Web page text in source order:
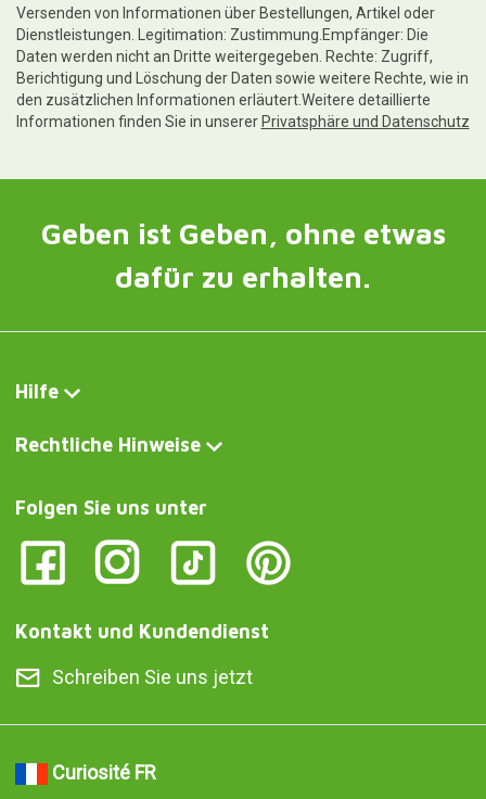
Versenden von Informationen über Bestellungen, Artikel oder
Dienstleistungen. Legitimation: Zustimmung.Empfänger: Die
Daten werden nicht an Dritte weitergegeben. Rechte: Zugriff,
Berichtigung und Löschung der Daten sowie weitere Rechte, wie in
den zusätzlichen Informationen erläutert.Weitere detaillierte
Informationen finden Sie in unserer Privatsphäre und Datenschutz
Geben ist Geben, ohne etwas
dafür zu erhalten.
Hilfe
Rechtliche Hinweise
Folgen Sie uns unter
Kontakt und Kundendienst
Schreiben Sie uns jetzt
Curiosité FR